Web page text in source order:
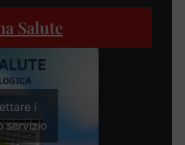
Salute
i
servizio